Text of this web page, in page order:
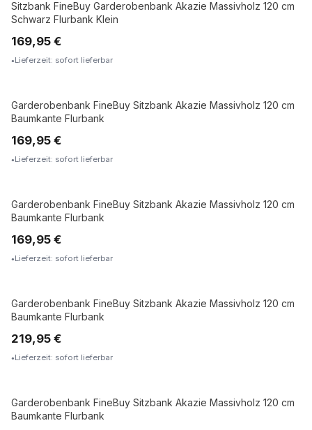
MASSIVHOLZ
Sitzbank FineBuy Garderobenbank Akazie Massivholz 120 cm
Schwarz Flurbank Klein
169,95 €
Lieferzeit: sofort lieferbar
MASSIVHOLZ
Garderobenbank FineBuy Sitzbank Akazie Massivholz 120 cm
Baumkante Flurbank
169,95 €
Lieferzeit: sofort lieferbar
MASSIVHOLZ
Garderobenbank FineBuy Sitzbank Akazie Massivholz 120 cm
Baumkante Flurbank
169,95 €
Lieferzeit: sofort lieferbar
MASSIVHOLZ
Garderobenbank FineBuy Sitzbank Akazie Massivholz 120 cm
Baumkante Flurbank
219,95 €
Lieferzeit: sofort lieferbar
MASSIVHOLZ
Garderobenbank FineBuy Sitzbank Akazie Massivholz 120 cm
Baumkante Flurbank